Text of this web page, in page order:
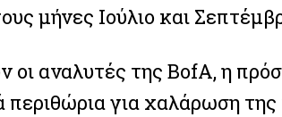
Email
Gmail
ViberShare
μήνες Ιούλιο και
αναλυτές της BofA, η
περιθώρια για χαλάρωση